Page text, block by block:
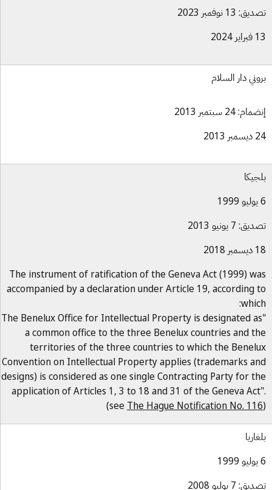
13 نوفمبر 2023
دار السلام
24 سبتمبر 2013
7 يونيو 2013
The instrument of ratification of the Geneva Act (1999)
accompanied by a declaration under Article 19, according
"The Benelux Office for Intellectual Property is designated
a common office to the three Benelux countries and
territories of the three countries to which the
Convention on Intellectual Property applies (trademarks
designs) is considered as one single Contracting Party for
application of Articles 1, 3 to 18 and 31 of the Geneva
(seeThe Hague Notification No.
7 يوليو 2008